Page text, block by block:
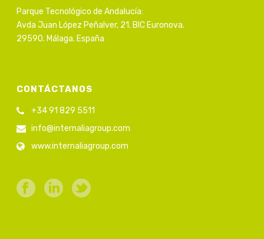
Parque Tecnológico de Andalucía:
Avda Juan López Peñalver, 21. BIC Euronova.
29590. Málaga. España
CONTÁCTANOS
+34 91 829 5511
info@internaliagroup.com
www.internaliagroup.com